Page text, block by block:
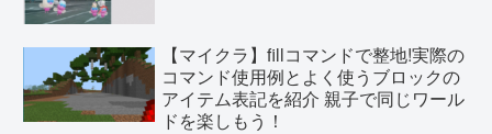
【マイクラ】fillコマンドで整地!実際の
コマンド使用例とよく使うブロックの
アイテム表記を紹介 親子で同じワール
ドを楽しもう！